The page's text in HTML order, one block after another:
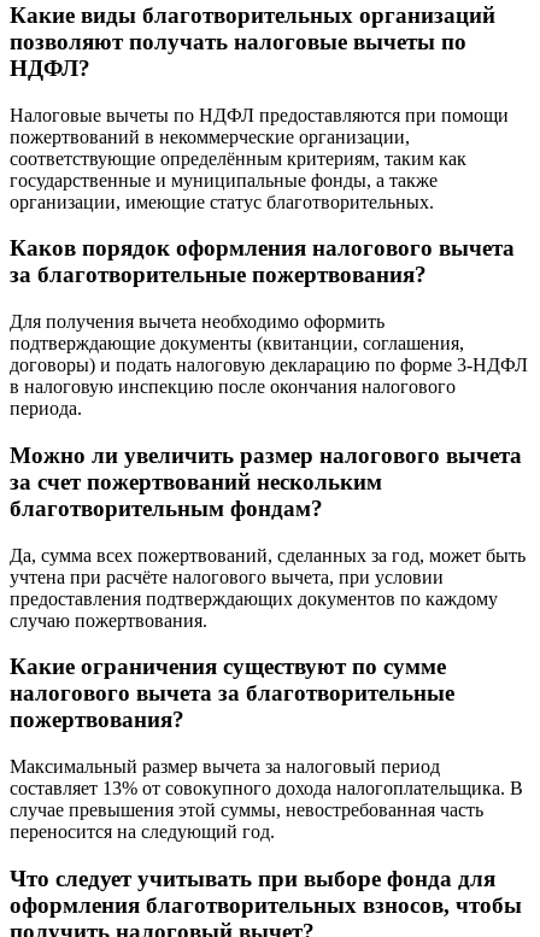
Какие виды благотворительных организаций
позволяют получать налоговые вычеты по
НДФЛ?
Налоговые вычеты по НДФЛ предоставляются при помощи
пожертвований в некоммерческие организации,
соответствующие определённым критериям, таким как
государственные и муниципальные фонды, а также
организации, имеющие статус благотворительных.
Каков порядок оформления налогового вычета
за благотворительные пожертвования?
Для получения вычета необходимо оформить
подтверждающие документы (квитанции, соглашения,
договоры) и подать налоговую декларацию по форме 3-НДФЛ
в налоговую инспекцию после окончания налогового
периода.
Можно ли увеличить размер налогового вычета
за счет пожертвований нескольким
благотворительным фондам?
Да, сумма всех пожертвований, сделанных за год, может быть
учтена при расчёте налогового вычета, при условии
предоставления подтверждающих документов по каждому
случаю пожертвования.
Какие ограничения существуют по сумме
налогового вычета за благотворительные
пожертвования?
Максимальный размер вычета за налоговый период
составляет 13% от совокупного дохода налогоплательщика. В
случае превышения этой суммы, невостребованная часть
переносится на следующий год.
Что следует учитывать при выборе фонда для
оформления благотворительных взносов, чтобы
получить налоговый вычет?